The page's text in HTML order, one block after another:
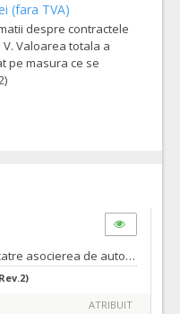
(fara TVA)
despre contractele
Valoarea totala a
pe masura ce se
achizitia de energie electrică de catre asocierea de autoritati contractante formata prin acordul de asociere nr 140657/06.04.2021
ATRIBUIT